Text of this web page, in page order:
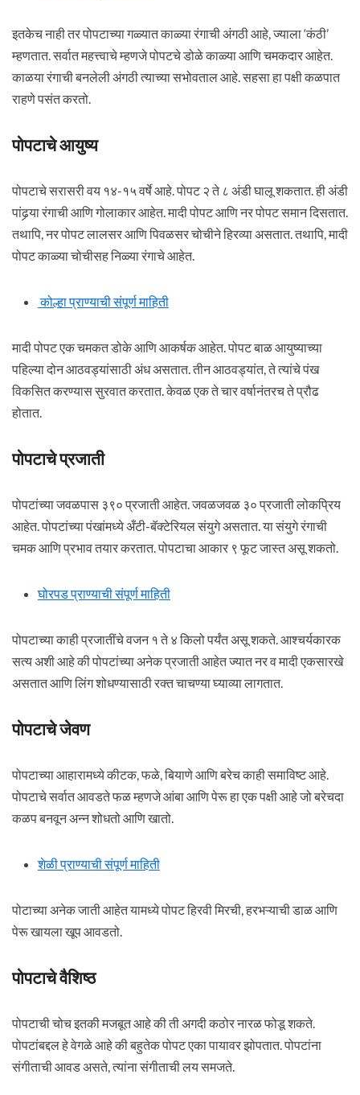
इतकेच नाही तर पोपटाच्या गळ्यात काळ्या रंगाची अंगठी आहे, ज्याला ‘कंठी’
म्हणतात. सर्वात महत्त्वाचे म्हणजे पोपटचे डोळे काळ्या आणि चमकदार आहेत.
काळया रंगाची बनलेली अंगठी त्याच्या सभोवताल आहे. सहसा हा पक्षी कळपात
राहणे पसंत करतो.
पोपटाचे आयुष्य
पोपटाचे सरासरी वय १४-१५ वर्षे आहे. पोपट २ ते ८ अंडी घालू शकतात. ही अंडी
पांढर्‍या रंगाची आणि गोलाकार आहेत. मादी पोपट आणि नर पोपट समान दिसतात.
तथापि, नर पोपट लालसर आणि पिवळसर चोचीने हिरव्या असतात. तथापि, मादी
पोपट काळ्या चोचीसह निळ्या रंगाचे आहेत.
कोल्हा प्राण्याची संपूर्ण माहिती
मादी पोपट एक चमकत डोके आणि आकर्षक आहेत. पोपट बाळ आयुष्याच्या
पहिल्या दोन आठवड्यांसाठी अंध असतात. तीन आठवड्यांत, ते त्यांचे पंख
विकसित करण्यास सुरवात करतात. केवळ एक ते चार वर्षानंतरच ते प्रौढ
होतात.
पोपटाचे प्रजाती
पोपटांच्या जवळपास ३९० प्रजाती आहेत. जवळजवळ ३० प्रजाती लोकप्रिय
आहेत. पोपटांच्या पंखांमध्ये अँटी-बॅक्टेरियल संयुगे असतात. या संयुगे रंगाची
चमक आणि प्रभाव तयार करतात. पोपटाचा आकार ९ फूट जास्त असू शकतो.
घोरपड प्राण्याची संपूर्ण माहिती
पोपटाच्या काही प्रजातींचे वजन १ ते ४ किलो पर्यंत असू शकते. आश्चर्यकारक
सत्य अशी आहे की पोपटांच्या अनेक प्रजाती आहेत ज्यात नर व मादी एकसारखे
असतात आणि लिंग शोधण्यासाठी रक्त चाचण्या घ्याव्या लागतात.
पोपटाचे जेवण
पोपटाच्या आहारामध्ये कीटक, फळे, बियाणे आणि बरेच काही समाविष्ट आहे.
पोपटाचे सर्वात आवडते फळ म्हणजे आंबा आणि पेरू हा एक पक्षी आहे जो बरेचदा
कळप बनवून अन्न शोधतो आणि खातो.
शेळी प्राण्याची संपूर्ण माहिती
पोटाच्या अनेक जाती आहेत यामध्ये पोपट हिरवी मिरची, हरभऱ्याची डाळ आणि
पेरू खायला खूप आवडतो.
पोपटाचे वैशिष्ठ
पोपटाची चोच इतकी मजबूत आहे की ती अगदी कठोर नारळ फोडू शकते.
पोपटांबद्दल हे वेगळे आहे की बहुतेक पोपट एका पायावर झोपतात. पोपटांना
संगीताची आवड असते, त्यांना संगीताची लय समजते.